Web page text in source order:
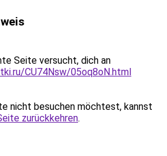
Seite versucht, dich an
CU74Nsw/05oq8oN.html
nicht besuchen möchtest, kannst
zurückkehren.